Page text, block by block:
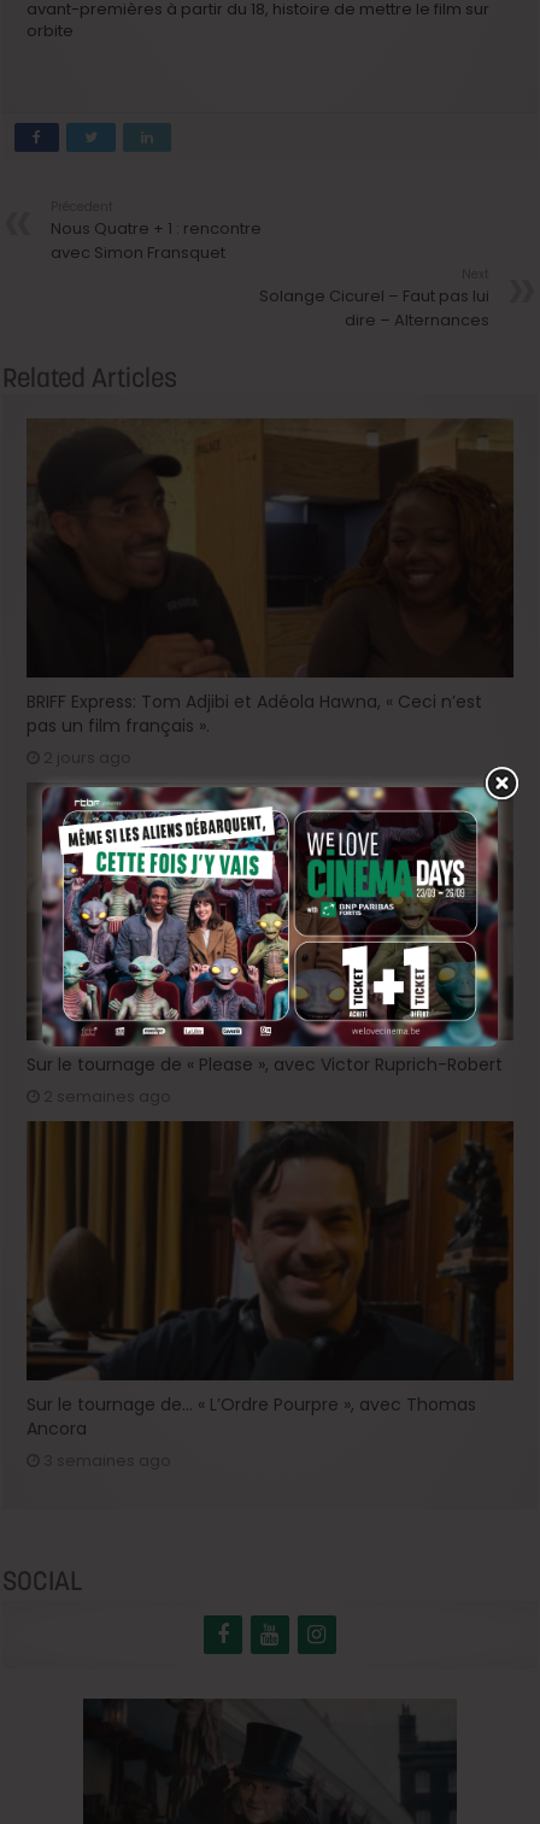
avant-premières à partir du 18, histoire de mettre le film sur
orbite
Nous Quatre + 1 : rencontre
avec Simon Fransquet
Solange Cicurel – Faut pas lui
dire – Alternances
Related Articles
BRIFF Express: Tom Adjibi et Adéola Hawna, « Ceci n’est
pas un film français ».
2 jours ago
Sur le tournage de « Please », avec Victor Ruprich-Robert
2 semaines ago
Sur le tournage de… « L’Ordre Pourpre », avec Thomas
Ancora
SOCIAL